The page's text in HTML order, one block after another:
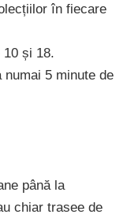
în fiecare
și 18.
numai 5 minute de
până la
chiar trasee de